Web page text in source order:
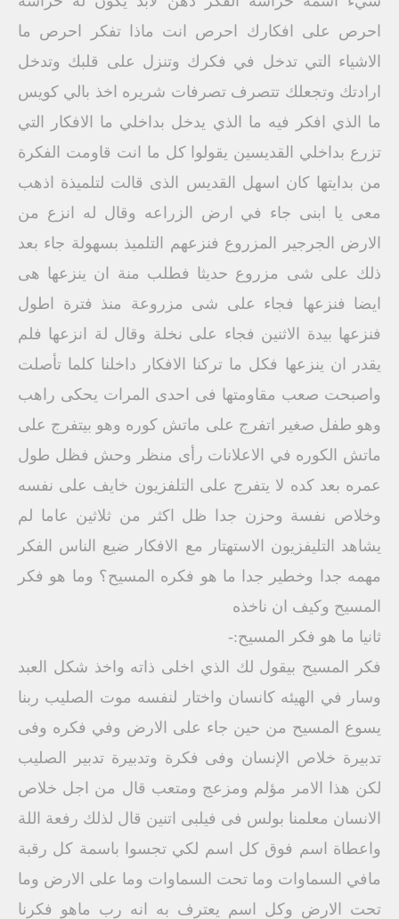
احرص على افكارك احرص انت ماذا تفكر احرص ما
الاشياء التي تدخل في فكرك وتنزل على قلبك وتدخل
ارادتك وتجعلك تتصرف تصرفات شريره اخذ بالي كويس
ما الذي افكر فيه ما الذي يدخل بداخلي ما الافكار التي
تزرع بداخلي القديسين يقولوا كل ما انت قاومت الفكرة
من بدايتها كان اسهل القديس الذى قالت لتلميذة اذهب
معى يا ابنى جاء في ارض الزراعه وقال له انزع من
الارض الجرجير المزروع فنزعهم التلميذ بسهولة جاء بعد
ذلك على شى مزروع حديثا فطلب منة ان ينزعها هى
ايضا فنزعها فجاء على شى مزروعة منذ فترة اطول
فنزعها بيدة الاثنين فجاء على نخلة وقال لة انزعها فلم
يقدر ان ينزعها فكل ما تركنا الافكار داخلنا كلما تأصلت
واصبحت صعب مقاومتها فى احدى المرات يحكى راهب
وهو طفل صغير اتفرج على ماتش كوره وهو بيتفرج على
ماتش الكوره في الاعلانات رأى منظر وحش فظل طول
عمره بعد كده لا يتفرج على التلفزيون خايف على نفسه
وخلاص نفسة وحزن جدا ظل اكثر من ثلاثين عاما لم
يشاهد التليفزيون الاستهتار مع الافكار ضيع الناس الفكر
مهمه جدا وخطير جدا ما هو فكره المسيح؟ وما هو فكر
المسيح وكيف ان ناخذه
ثانيا ما هو فكر المسيح:-
فكر المسيح بيقول لك الذي اخلى ذاته واخذ شكل العبد
وسار في الهيئه كانسان واختار لنفسه موت الصليب ربنا
يسوع المسيح من حين جاء على الارض وفي فكره وفى
تدبيرة خلاص الإنسان وفى فكرة وتدبيرة تدبير الصليب
لكن هذا الامر مؤلم ومزعج ومتعب قال من اجل خلاص
الانسان معلمنا بولس فى فيلبى اتنين قال لذلك رفعة اللة
واعطاة اسم فوق كل اسم لكي تجسوا باسمة كل رقبة
مافي السماوات وما تحت السماوات وما على الارض وما
تحت الارض وكل اسم يعترف به انه رب ماهو فكرنا